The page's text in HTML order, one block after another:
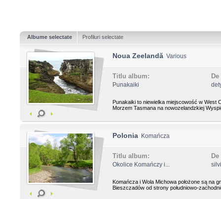
Albume selectate Profiluri selectate
Noua Zeelandă Various
Titlu album:
Punakaiki
Punakaiki to niewielka miejscowość w West
Morzem Tasmana na nowozelandzkiej
Polonia Komańcza
Titlu album:
Okolice Komańczy i...
Komańcza i Wola Michowa położone są na
Bieszczadów od strony południowo-